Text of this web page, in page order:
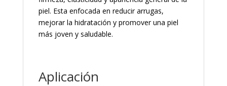
piel. Esta enfocada en reducir arrugas,
mejorar la hidratación y promover una piel
más joven y saludable.
Aplicación